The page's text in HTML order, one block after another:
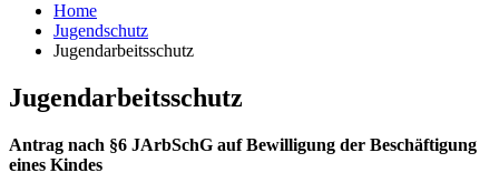
Home
Jugendschutz
Jugendarbeitsschutz
Jugendarbeitsschutz
Antrag nach §6 JArbSchG auf Bewilligung der Beschäftigung
eines Kindes